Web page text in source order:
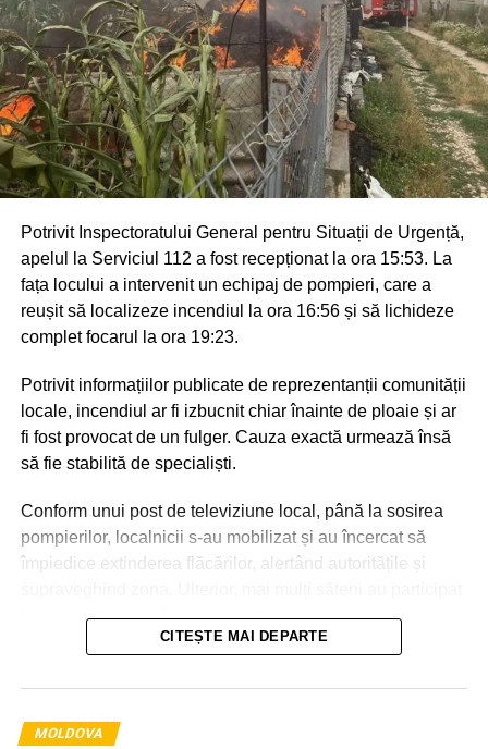
Potrivit Inspectoratului General pentru Situații de Urgență,
apelul la Serviciul 112 a fost recepționat la ora 15:53. La
fața locului a intervenit un echipaj de pompieri, care a
reușit să localizeze incendiul la ora 16:56 și să lichideze
complet focarul la ora 19:23.
Potrivit informațiilor publicate de reprezentanții comunității
locale, incendiul ar fi izbucnit chiar înainte de ploaie și ar
fi fost provocat de un fulger. Cauza exactă urmează însă
să fie stabilită de specialiști.
Conform unui post de televiziune local, până la sosirea
pompierilor, localnicii s-au mobilizat și au încercat să
împiedice extinderea flăcărilor, alertând autoritățile și
la intervenție, punând la dispoziția salvatorilor tehnică
agricolă și transportând apă pentru stingerea incendiului.
CITEȘTE MAI DEPARTE
MOLDOVA